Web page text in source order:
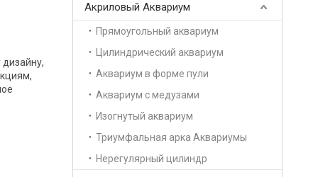
Акриловый Аквариум
Прямоугольный аквариум
Цилиндрический аквариум
Аквариум в форме пули
Аквариум с медузами
Изогнутый аквариум
Триумфальная арка Аквариумы
Нерегулярный цилиндр